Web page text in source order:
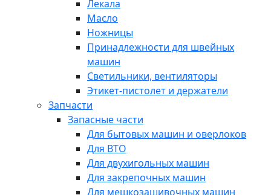
Лекала
Масло
Ножницы
Принадлежности для швейных
машин
Светильники, вентиляторы
Этикет-пистолет и держатели
Запчасти
Запасные части
Для бытовых машин и оверлоков
Для ВТО
Для двухигольных машин
Для закрепочных машин
Для мешкозашивочных машин